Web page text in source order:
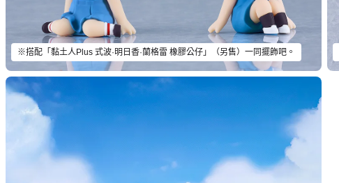
※搭配「黏土人Plus 式波·明日香·蘭格雷 橡膠公仔」（另售）一同擺飾吧。